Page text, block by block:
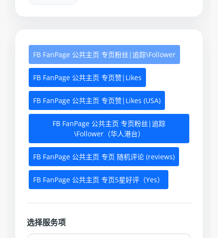
FB FanPage 公共主页 专页粉丝|追踪\Follower
FB FanPage 公共主页 专页赞|Likes
FB FanPage 公共主页 专页赞|Likes (USA)
FB FanPage 公共主页 专页粉丝|追踪
\Follower（华人港台）
FB FanPage 公共主页 专页 随机评论 (reviews)
FB FanPage 公共主页 专页5星好评（Yes）
选择服务项